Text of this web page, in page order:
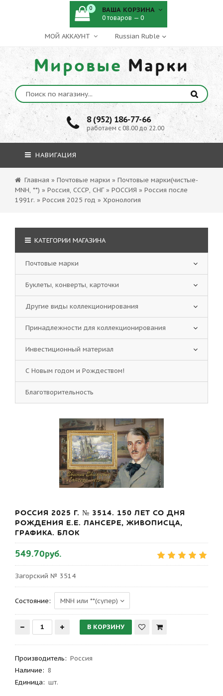
МОЙ АККАУНТ
Мировые Марки
8 (952) 186-77-66
работаем с 08.00 до 22.00
0 ВАША КОРЗИНА
0 товаров — 0
НАВИГАЦИЯ
Главная » Почтовые марки » Почтовые марки(чистые-
MNH, **) » Россия, СССР, СНГ » РОССИЯ » Россия после
1991г. » Россия 2025 год » Хронология
РОССИЯ 2025 Г. № 3514. 150 ЛЕТ СО ДНЯ
РОЖДЕНИЯ Е.Е. ЛАНСЕРЕ, ЖИВОПИСЦА,
ГРАФИКА. БЛОК
549.70руб.
Загорский № 3514
Состояние:
Производитель: Россия
Наличие: 8
Единица: шт.
КАТЕГОРИИ МАГАЗИНА
Почтовые марки
Буклеты, конверты, карточки
Другие виды коллекционирования
Принадлежности для коллекционирования
Инвестиционный материал
С Новым годом и Рождеством!
Благотворительность